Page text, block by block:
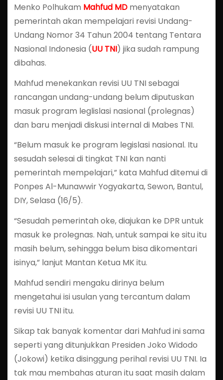
Menko Polhukam Mahfud MDmenyatakan
pemerintah akan mempelajari revisi Undang-
Undang Nomor 34 Tahun 2004 tentang Tentara
Nasional Indonesia (UU TNI) jika sudah rampung
dibahas.
Mahfud menekankan revisi UU TNI sebagai
rancangan undang-undang belum diputuskan
masuk program leglislasi nasional (prolegnas)
dan baru menjadi diskusi internal di Mabes TNI.
“Belum masuk ke program legislasi nasional. Itu
sesudah selesai di tingkat TNI kan nanti
pemerintah mempelajari,” kata Mahfud ditemui di
Ponpes Al-Munawwir Yogyakarta, Sewon, Bantul,
DIY, Selasa (16/5).
“Sesudah pemerintah oke, diajukan ke DPR untuk
masuk ke prolegnas. Nah, untuk sampai ke situ itu
masih belum, sehingga belum bisa dikomentari
isinya,” lanjut Mantan Ketua MK itu.
Mahfud sendiri mengaku dirinya belum
mengetahui isi usulan yang tercantum dalam
revisi UU TNI itu.
Sikap tak banyak komentar dari Mahfud ini sama
seperti yang ditunjukkan Presiden Joko Widodo
(Jokowi) ketika disinggung perihal revisi UU TNI. Ia
tak mau membahas aturan itu saat masih dalam